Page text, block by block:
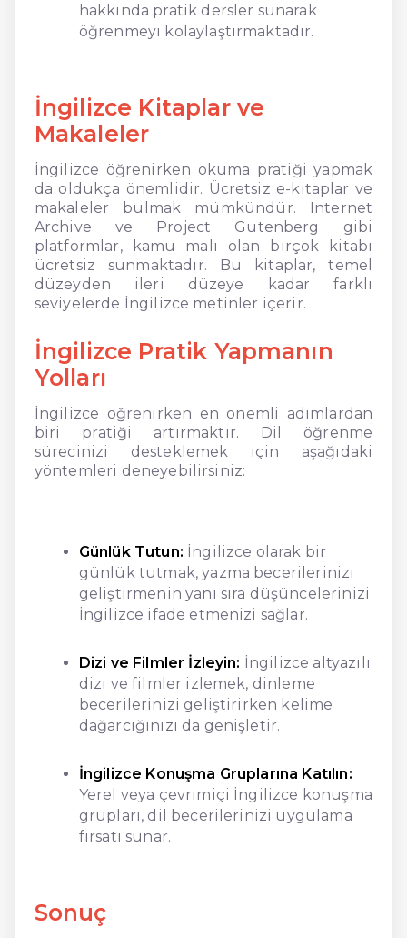
hakkında pratik dersler sunarak
öğrenmeyi kolaylaştırmaktadır.
İngilizce Kitaplar ve
Makaleler
İngilizce öğrenirken okuma pratiği yapmak
da oldukça önemlidir. Ücretsiz e-kitaplar ve
makaleler bulmak mümkündür. Internet
Archive ve Project Gutenberg gibi
platformlar, kamu malı olan birçok kitabı
ücretsiz sunmaktadır. Bu kitaplar, temel
düzeyden ileri düzeye kadar farklı
seviyelerde İngilizce metinler içerir.
İngilizce Pratik Yapmanın
Yolları
İngilizce öğrenirken en önemli adımlardan
biri pratiği artırmaktır. Dil öğrenme
sürecinizi desteklemek için aşağıdaki
yöntemleri deneyebilirsiniz:
Günlük Tutun: İngilizce olarak bir
günlük tutmak, yazma becerilerinizi
geliştirmenin yanı sıra düşüncelerinizi
İngilizce ifade etmenizi sağlar.
Dizi ve Filmler İzleyin: İngilizce altyazılı
dizi ve filmler izlemek, dinleme
becerilerinizi geliştirirken kelime
dağarcığınızı da genişletir.
İngilizce Konuşma Gruplarına Katılın:
Yerel veya çevrimiçi İngilizce konuşma
grupları, dil becerilerinizi uygulama
fırsatı sunar.
Sonuç